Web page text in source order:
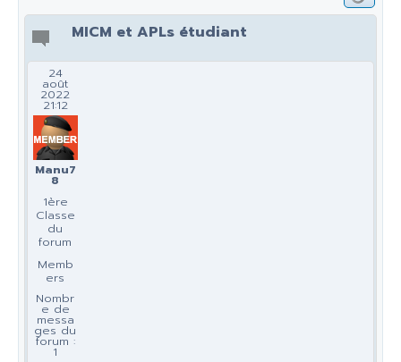
MICM et APLs étudiant
24
août
2022
21:12
Manu7
8
1ère
Classe
du
forum
Memb
ers
Nombr
e de
messa
ges du
forum :
1